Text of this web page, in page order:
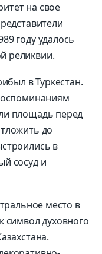
на свое
году удалось
реликвии.
в Туркестан.
площадь перед
до
в
сосуд и
место в
символ духовного